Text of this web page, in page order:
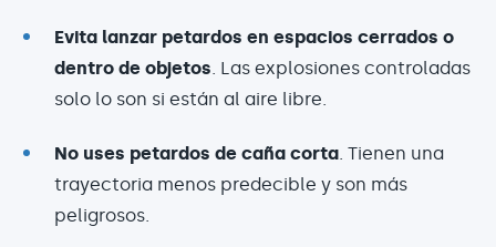
Evita lanzar petardos en espacios cerrados o
dentro de objetos. Las explosiones controladas
solo lo son si están al aire libre.
No uses petardos de caña corta. Tienen una
trayectoria menos predecible y son más
peligrosos.